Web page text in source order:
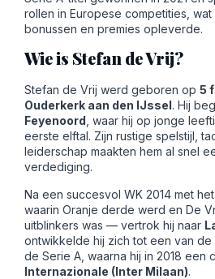
rollen in Europese competities, wat
bonussen en premies opleverde.
Wie is Stefan de Vrij?
Stefan de Vrij werd geboren op 5
Ouderkerk aan den IJssel. Hij
Feyenoord, waar hij op jonge
eerste elftal. Zijn rustige spelstijl,
leiderschap maakten hem al snel
verdediging.
Na een succesvol WK 2014 met
waarin Oranje derde werd en De
uitblinkers was — vertrok hij naar
ontwikkelde hij zich tot een van
de Serie A, waarna hij in 2018 een
Internazionale (Inter Milaan).